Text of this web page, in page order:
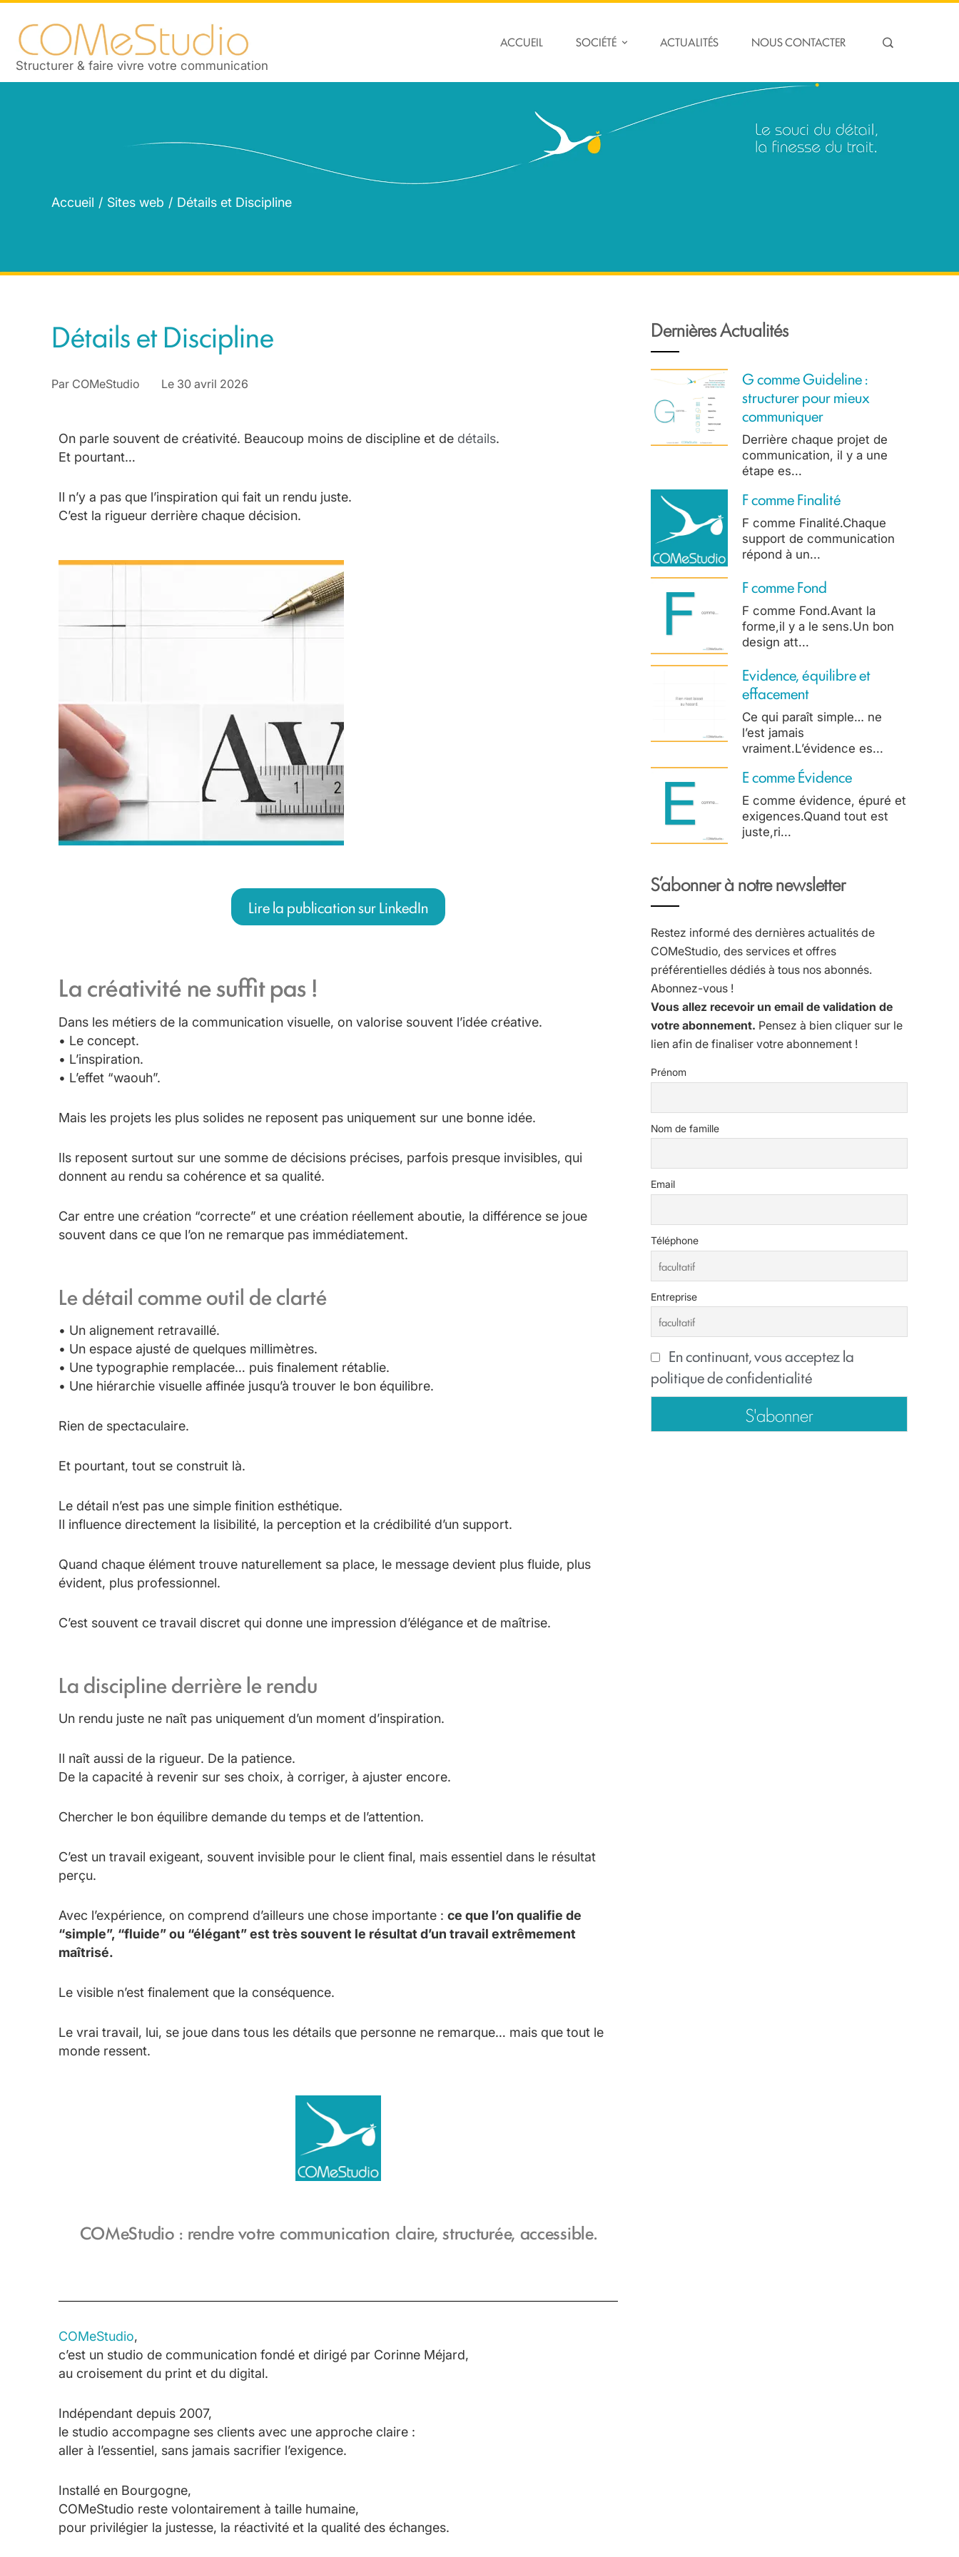
Structurer & faire vivre votre communication
ACCUEIL SOCIÉTÉ ACTUALITÉS NOUS CONTACTER
Accueil Sites web Détails et Discipline
Détails et Discipline
Par COMeStudio Le 30 avril 2026
On parle souvent de créativité. Beaucoup moins de discipline et de détails.
Et pourtant…
Il n’y a pas que l’inspiration qui fait un rendu juste.
C’est la rigueur derrière chaque décision.
Lire la publication sur LinkedIn
La créativité ne suffit pas !
Dans les métiers de la communication visuelle, on valorise souvent l’idée créative.
• Le concept.
• L’inspiration.
• L’effet “waouh”.
Mais les projets les plus solides ne reposent pas uniquement sur une bonne idée.
Ils reposent surtout sur une somme de décisions précises, parfois presque invisibles, qui
donnent au rendu sa cohérence et sa qualité.
Car entre une création “correcte” et une création réellement aboutie, la différence se joue
souvent dans ce que l’on ne remarque pas immédiatement.
Le détail comme outil de clarté
• Un alignement retravaillé.
• Un espace ajusté de quelques millimètres.
• Une typographie remplacée… puis finalement rétablie.
• Une hiérarchie visuelle affinée jusqu’à trouver le bon équilibre.
Rien de spectaculaire.
Et pourtant, tout se construit là.
Le détail n’est pas une simple finition esthétique.
Il influence directement la lisibilité, la perception et la crédibilité d’un support.
Quand chaque élément trouve naturellement sa place, le message devient plus fluide, plus
évident, plus professionnel.
C’est souvent ce travail discret qui donne une impression d’élégance et de maîtrise.
La discipline derrière le rendu
Un rendu juste ne naît pas uniquement d’un moment d’inspiration.
Il naît aussi de la rigueur. De la patience.
De la capacité à revenir sur ses choix, à corriger, à ajuster encore.
Chercher le bon équilibre demande du temps et de l’attention.
C’est un travail exigeant, souvent invisible pour le client final, mais essentiel dans le résultat
perçu.
Avec l’expérience, on comprend d’ailleurs une chose importante : ce que l’on qualifie de
“simple”, “fluide” ou “élégant” est très souvent le résultat d’un travail extrêmement
maîtrisé.
Le visible n’est finalement que la conséquence.
Le vrai travail, lui, se joue dans tous les détails que personne ne remarque… mais que tout le
monde ressent.
COMeStudio : rendre votre communication claire, structurée, accessible.
COMeStudio,
c’est un studio de communication fondé et dirigé par Corinne Méjard,
au croisement du print et du digital.
Indépendant depuis 2007,
le studio accompagne ses clients avec une approche claire :
aller à l’essentiel, sans jamais sacrifier l’exigence.
Installé en Bourgogne,
COMeStudio reste volontairement à taille humaine,
pour privilégier la justesse, la réactivité et la qualité des échanges.
Dernières Actualités
G comme Guideline :
structurer pour mieux
communiquer
Derrière chaque projet de
communication, il y a une
étape es...
F comme Finalité
F comme Finalité.Chaque
support de communication
répond à un...
F comme Fond
F comme Fond.Avant la
forme,il y a le sens.Un bon
design att...
Evidence, équilibre et
effacement
Ce qui paraît simple… ne
l’est jamais
vraiment.L’évidence es...
E comme Évidence
E comme évidence, épuré et
exigences.Quand tout est
juste,ri...
S’abonner à notre newsletter
Restez informé des dernières actualités de
COMeStudio, des services et offres
préférentielles dédiés à tous nos abonnés.
Abonnez-vous !
Vous allez recevoir un email de validation de
votre abonnement. Pensez à bien cliquer sur le
lien afin de finaliser votre abonnement !
Prénom
Nom de famille
Email
Téléphone
Entreprise
En continuant, vous acceptez la
politique de confidentialité